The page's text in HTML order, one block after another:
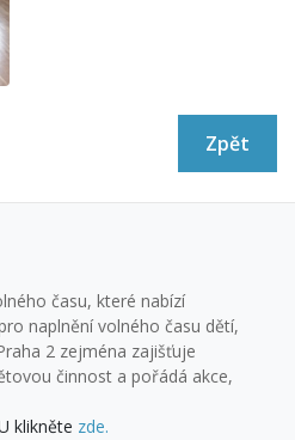
Zpět
času, které nabízí
naplnění volného času dětí,
2 zejména zajišťuje
činnost a pořádá akce,
klikněte zde.